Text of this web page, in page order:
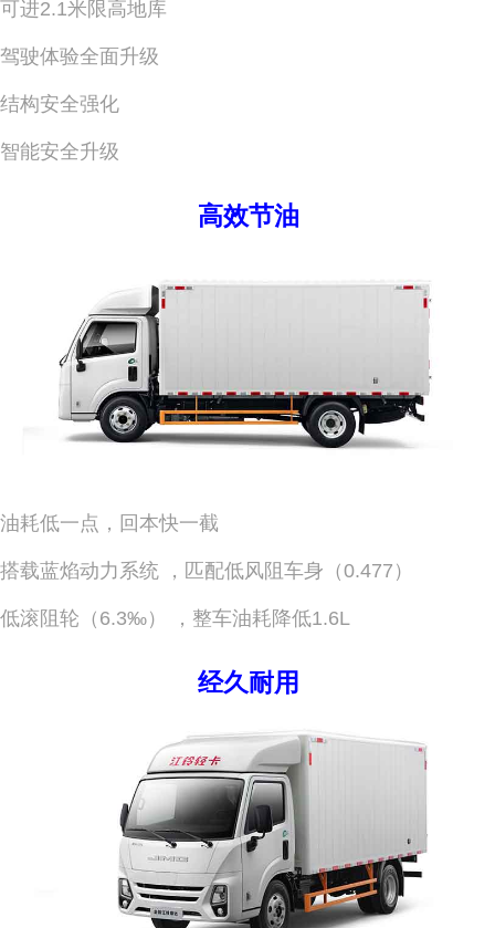
可进2.1米限高地库
驾驶体验全面升级
结构安全强化
智能安全升级
高效节油
油耗低一点，回本快一截
搭载蓝焰动力系统 ，匹配低风阻车身（0.477）
低滚阻轮（6.3‰） ，整车油耗降低1.6L
经久耐用